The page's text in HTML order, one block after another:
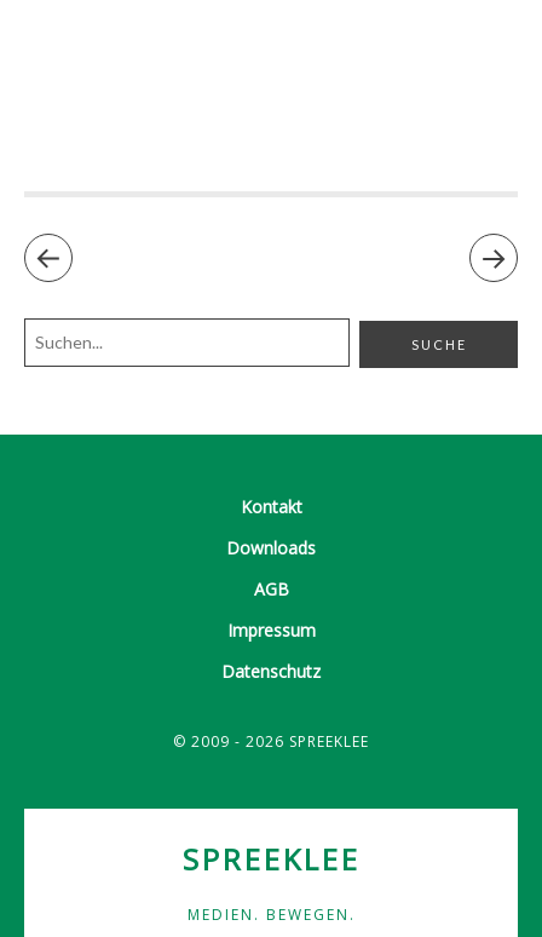
Kontakt
Downloads
AGB
Impressum
Datenschutz
© 2009 - 2026 SPREEKLEE
SPREEKLEE
MEDIEN. BEWEGEN.